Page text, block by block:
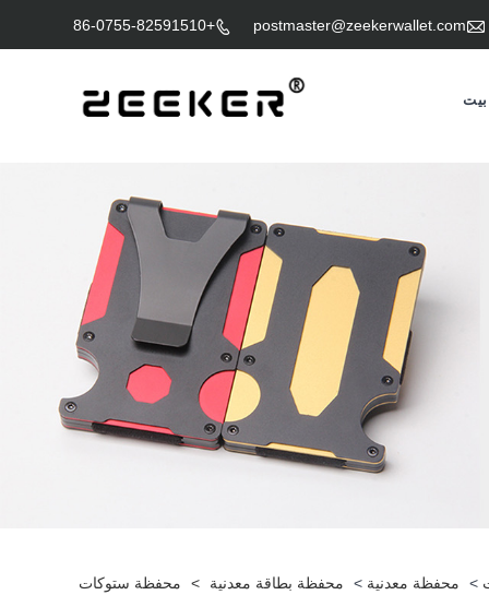

postmaster@zeekerwallet.com

+86-0755-82591510
بيت
> محفظة معدنية > محفظة بطاقة معدنية > محفظة ستوكات